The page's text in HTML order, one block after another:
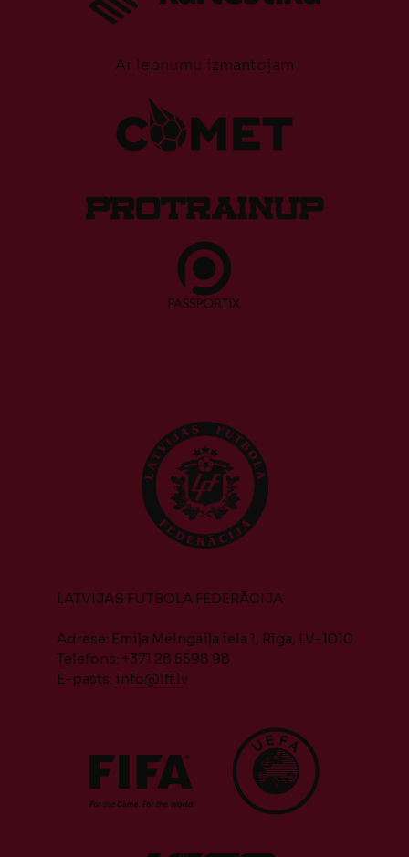
Ar lepnumu izmantojam
LATVIJAS FUTBOLA FEDERĀCIJA
Adrese: Emiļa Melngaiļa iela 1, Rīga, LV-1010
Telefons: +371 28 5598 98
E-pasts: info@lff.lv